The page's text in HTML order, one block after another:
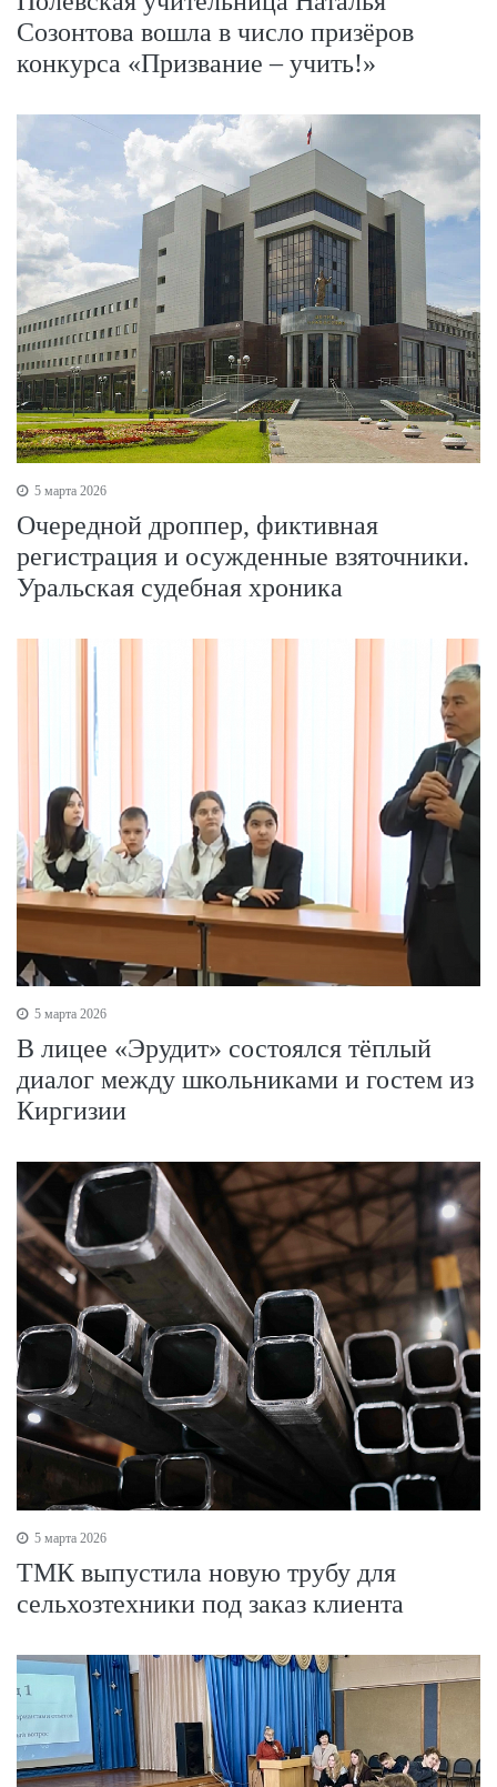
Созонтова вошла в число призёров
конкурса «Призвание – учить!»
5 марта 2026
Очередной дроппер, фиктивная
регистрация и осужденные взяточники.
Уральская судебная хроника
5 марта 2026
В лицее «Эрудит» состоялся тёплый
диалог между школьниками и гостем из
Киргизии
5 марта 2026
ТМК выпустила новую трубу для
сельхозтехники под заказ клиента